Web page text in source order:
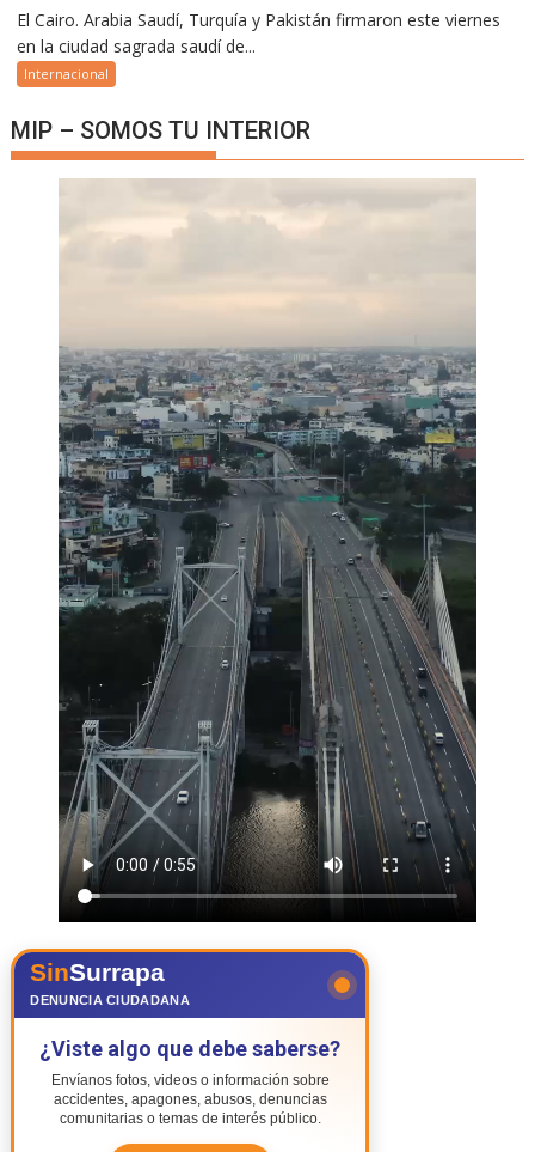
El Cairo. Arabia Saudí, Turquía y Pakistán firmaron este viernes
en la ciudad sagrada saudí de...
Internacional
MIP – SOMOS TU INTERIOR
SinSurrapa
DENUNCIA CIUDADANA
¿Viste algo que debe saberse?
Envíanos fotos, videos o información sobre
accidentes, apagones, abusos, denuncias
comunitarias o temas de interés público.